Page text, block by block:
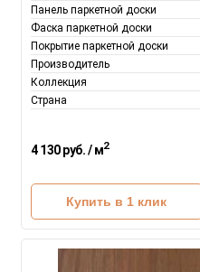
Панель паркетной доски
Фаска паркетной доски
Покрытие паркетной доски
Производитель
Коллекция
Страна
4 130 руб. / м2
Купить в 1 клик